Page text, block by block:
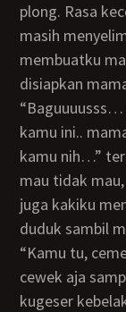
plong. Rasa
masih
membuatku
disiapkan
“Baguuuusss… aduuh… ayo kita makan dulu dong…
kamu ini..
kamu nih…”
mau tidak
juga kakiku
duduk sambil
“Kamu tu, cemen banget sih… laki-laki koq diputusin
cewek aja
kugeser